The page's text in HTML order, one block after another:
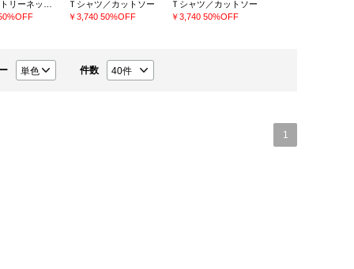
Ｔシャツ／カットソー
￥3,740 50%OFF
Ｔシャツ／カットソー
￥3,740 50%OFF
件数
1